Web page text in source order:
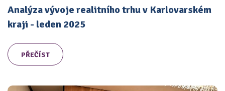
Analýza vývoje realitního trhu v Karlovarském
kraji - leden 2025
PŘEČÍST